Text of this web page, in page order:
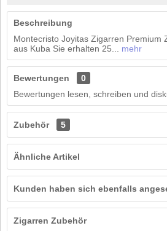
Beschreibung
Montecristo Joyitas Zigarren Premium
aus Kuba Sie erhalten 25...
mehr
Bewertungen
0
Bewertungen lesen, schreiben und
Zubehör 5
Ähnliche Artikel
Kunden haben sich ebenfalls
Zigarren Zubehör